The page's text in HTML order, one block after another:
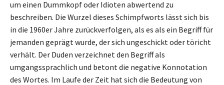
um einen Dummkopf oder Idioten abwertend zu
beschreiben. Die Wurzel dieses Schimpfworts lässt sich bis
in die 1960er Jahre zurückverfolgen, als es als ein Begriff für
jemanden geprägt wurde, der sich ungeschickt oder töricht
verhält. Der Duden verzeichnet den Begriff als
umgangssprachlich und betont die negative Konnotation
des Wortes. Im Laufe der Zeit hat sich die Bedeutung von